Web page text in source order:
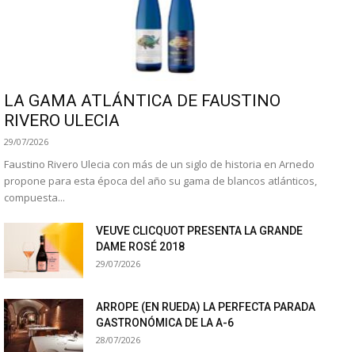
LA GAMA ATLÁNTICA DE FAUSTINO
RIVERO ULECIA
29/07/2026
Faustino Rivero Ulecia con más de un siglo de historia en Arnedo
propone para esta época del año su gama de blancos atlánticos,
compuesta...
VEUVE CLICQUOT PRESENTA LA GRANDE
DAME ROSÉ 2018
29/07/2026
ARROPE (EN RUEDA) LA PERFECTA PARADA
GASTRONÓMICA DE LA A-6
28/07/2026